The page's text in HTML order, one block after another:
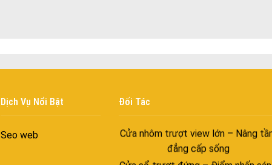
Dịch Vụ Nổi Bật
Seo web
Đối Tác
đẳng cấp sống
Cửa sổ trượt đứng – Điểm nhấn sáng